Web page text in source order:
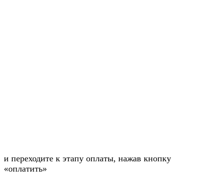
и переходите к этапу оплаты, нажав кнопку
«оплатить»